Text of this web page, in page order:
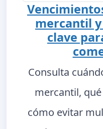
mercantil
clave
Consulta
mercantil,
cómo evitar